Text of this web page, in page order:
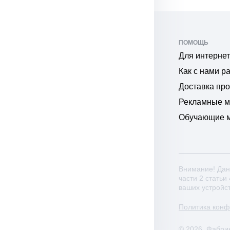
ПОМОЩЬ
Для
Как с нами
Доставка
Рекламные
Обучающие
Внимание!
части 2
ваших
Политика